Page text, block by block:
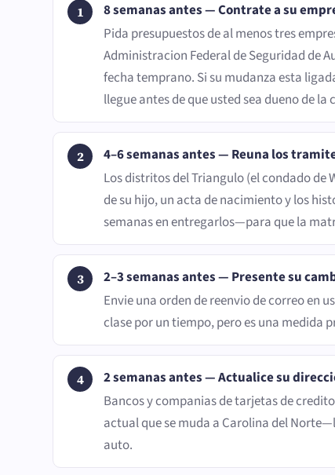
8 semanas antes — Contrate a su
Pida presupuestos de al menos tres
Administracion Federal de Seguridad de
fecha temprano. Si su mudanza esta
llegue antes de que usted sea dueno de la
4–6 semanas antes — Reuna los
Los distritos del Triangulo (el condado de
de su hijo, un acta de nacimiento y los
semanas en entregarlos—para que la
2–3 semanas antes — Presente su
Envie una orden de reenvio de correo en
clase por un tiempo, pero es una
2 semanas antes — Actualice su
Bancos y companias de tarjetas de
actual que se muda a Carolina del
auto.